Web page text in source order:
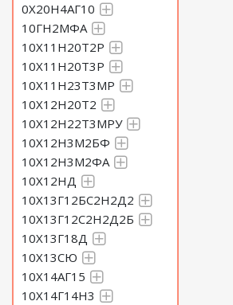
0Х20Н4АГ10
10ГН2МФА
10Х11Н20Т2Р
10Х11Н20Т3Р
10Х11Н23Т3МР
10Х12Н20Т2
10Х12Н22Т3МРУ
10Х12Н3М2БФ
10Х12Н3М2ФА
10Х12НД
10Х13Г12БС2Н2Д2
10Х13Г12С2Н2Д2Б
10Х13Г18Д
10Х13СЮ
10Х14АГ15
10Х14Г14Н3